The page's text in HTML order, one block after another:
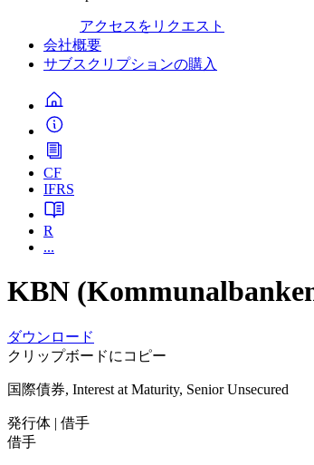
アクセスをリクエスト
会社概要
サブスクリプションの購入
CF
IFRS
R
...
KBN
ダウンロード
クリップボードにコピー
国際債券, Interest at Maturity, Senior Unsecured
発行体 | 借手
借手